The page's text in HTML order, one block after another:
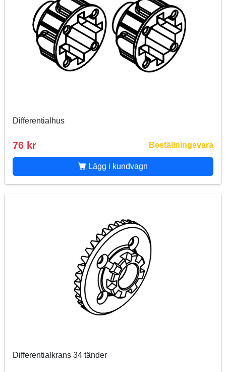
Differentialhus
76 kr Beställningsvara
Lägg i kundvagn
Differentialkrans 34 tänder